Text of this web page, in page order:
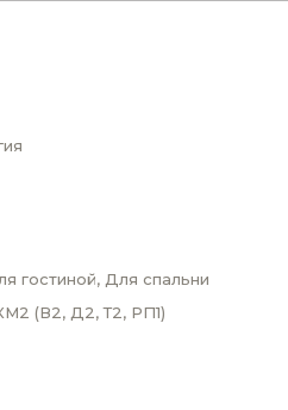
гостиной, Для спальни
(В2, Д2, Т2, РП1)